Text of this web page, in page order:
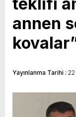
annen
Yayınlanma Tarihi :